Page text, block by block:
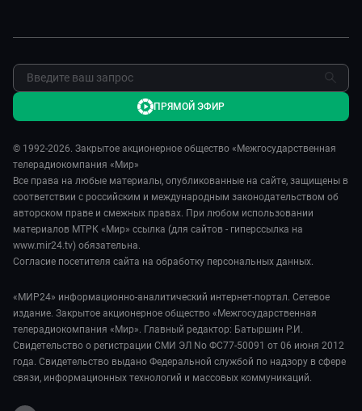
© 1992-2026. Закрытое акционерное общество «Межгосударственная
телерадиокомпания «Мир»
Все права на любые материалы, опубликованные на сайте, защищены в
соответствии с российским и международным законодательством об
авторском праве и смежных правах. При любом использовании
материалов МТРК «Мир» ссылка (для сайтов - гиперссылка на
www.mir24.tv) обязательна.
Согласие посетителя сайта на обработку персональных данных.
«МИР24» информационно-аналитический интернет-портал. Сетевое
издание. Закрытое акционерное общество «Межгосударственная
телерадиокомпания «Мир». Главный редактор: Батыршин Р.И.
Свидетельство о регистрации СМИ ЭЛ No ФС77-50091 от 06 июня 2012
года. Свидетельство выдано Федеральной службой по надзору в сфере
связи, информационных технологий и массовых коммуникаций.
ПРЯМОЙ ЭФИР